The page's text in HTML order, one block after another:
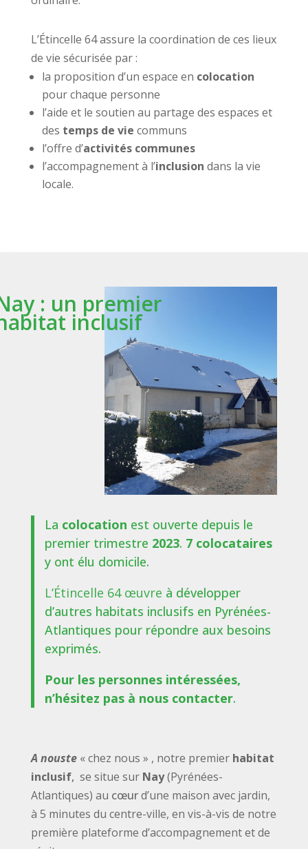
L’Étincelle 64 assure la coordination de ces lieux
de vie sécurisée par :
la proposition d’un espace en colocation
pour chaque personne
l’aide et le soutien au partage des espaces et
des temps de vie communs
l’offre d’activités communes
l’accompagnement à l’inclusion dans la vie
locale.
La colocation est ouverte depuis le
premier trimestre 2023. 7 colocataires
y ont élu domicile.
L’Étincelle 64 œuvre à développer
d’autres habitats inclusifs en Pyrénées-
Atlantiques pour répondre aux besoins
exprimés.
Pour les personnes intéressées,
n’hésitez pas à nous contacter.
: un premier
inclusif
A nouste « chez nous » , notre premier habitat
inclusif, se situe sur Nay(Pyrénées-
Atlantiques) au cœurd’une maison avec jardin,
à 5 minutes du centre-ville, en vis-à-vis de notre
première plateforme d’accompagnement et de